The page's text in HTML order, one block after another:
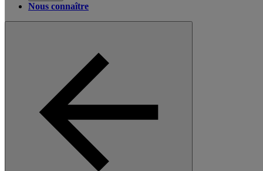
Nous connaître